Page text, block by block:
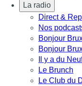
La radio
Direct &
Nos
Bonjour
Bonjour
Il y a du
Le Brunch
Le Club du